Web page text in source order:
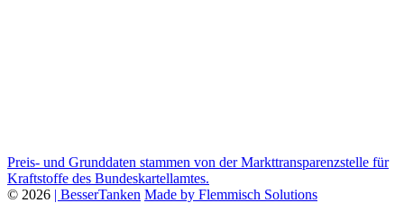
Preis- und Grunddaten stammen von der Markttransparenzstelle für
Kraftstoffe des Bundeskartellamtes.
© 2026 | BesserTanken Made by Flemmisch Solutions